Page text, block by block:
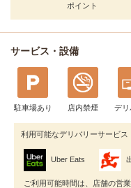
ポイント
サービス・設備
駐車場あり 店内禁煙 デリ
利用可能なデリバリーサービス
Uber Eats
ご利用可能時間は、店舗の営